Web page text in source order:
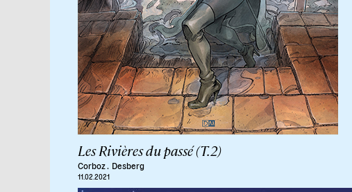
Les Rivières du passé (T.2)
Corboz Desberg
11.02.2021